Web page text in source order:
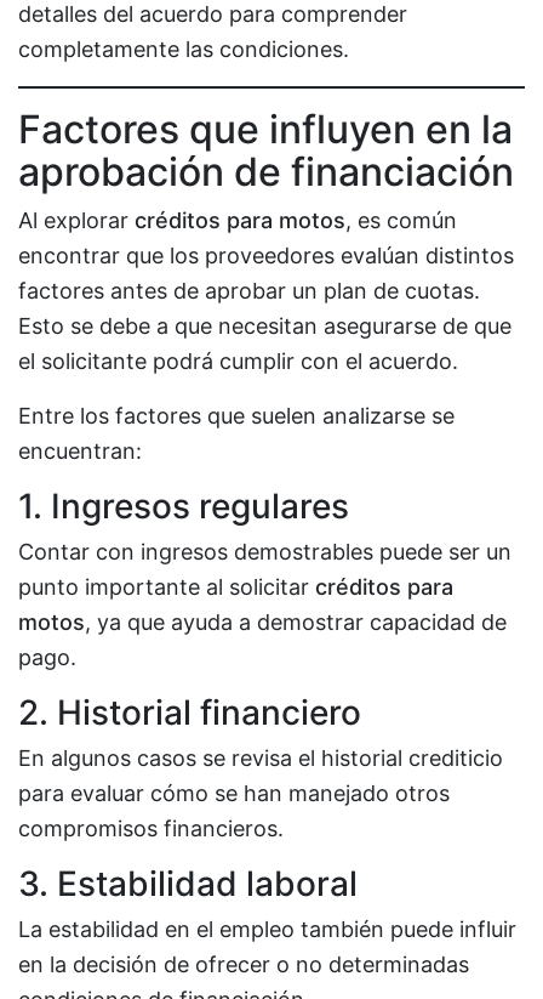
detalles del acuerdo para comprender
completamente las condiciones.
Factores que influyen en la
aprobación de financiación
Al explorar créditos para motos, es común
encontrar que los proveedores evalúan distintos
factores antes de aprobar un plan de cuotas.
Esto se debe a que necesitan asegurarse de que
el solicitante podrá cumplir con el acuerdo.
Entre los factores que suelen analizarse se
encuentran:
1. Ingresos regulares
Contar con ingresos demostrables puede ser un
punto importante al solicitar créditos para
motos, ya que ayuda a demostrar capacidad de
pago.
2. Historial financiero
En algunos casos se revisa el historial crediticio
para evaluar cómo se han manejado otros
compromisos financieros.
3. Estabilidad laboral
La estabilidad en el empleo también puede influir
en la decisión de ofrecer o no determinadas